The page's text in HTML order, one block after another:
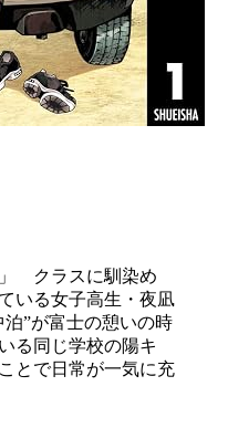
」 クラスに馴染め
いる女子高生・夜凪
”が富士の憩いの時
る同じ学校の陽キ
とで日常が一気に充